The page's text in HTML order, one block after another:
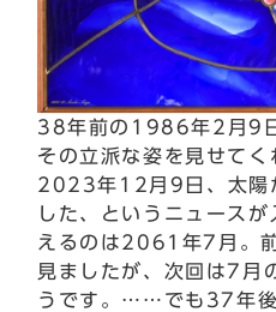
38年前の1986年2月9
その立派な姿を見せて
2023年12月9日、太陽
した、というニュース
えるのは2061年7月。
見ましたが、次回は7月
うです。……でも37年後